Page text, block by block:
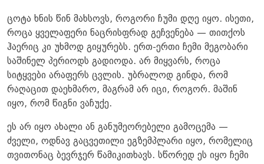
ცოტა ხნის წინ მახსოვს, როგორი ჩუმი დღე იყო. ისეთი,
როცა ყველაფერი ნაცრისფრად გეჩვენება — თითქოს
ჰაერიც კი უხმოდ გიყურებს. ერთ-ერთი ჩემი მეგობარი
საშინელ პერიოდს გადიოდა. არ მიყვარს, როცა
სიტყვები არაფერს ცვლის. უბრალოდ გინდა, რომ
რაღაცით დაეხმარო, მაგრამ არ იცი, როგორ. მაშინ
იყო, რომ წიგნი ვაჩუქე.
ეს არ იყო ახალი ან განუმეორებელი გამოცემა —
ძველი, ოდნავ გაცვეთილი ეგზემპლარი იყო, რომელიც
თვითონაც ბევრჯერ წამიკითხავს. სწორედ ეს იყო ჩემი